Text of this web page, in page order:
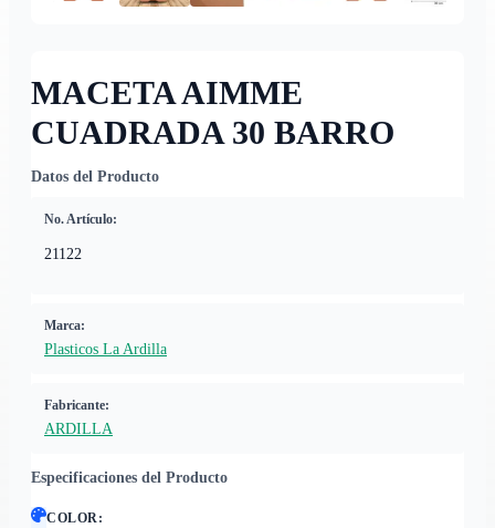
MACETA AIMME
CUADRADA 30 BARRO
Datos del Producto
No. Artículo:
21122
Marca:
Plasticos La Ardilla
Fabricante:
ARDILLA
Especificaciones del Producto
COLOR: